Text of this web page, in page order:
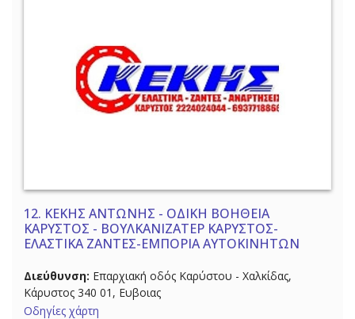
12. ΚΕΚΗΣ ΑΝΤΩΝΗΣ - ΟΔΙΚΗ ΒΟΗΘΕΙΑ
ΚΑΡΥΣΤΟΣ - ΒΟΥΛΚΑΝΙΖΑΤΕΡ ΚΑΡΥΣΤΟΣ-
ΕΛΑΣΤΙΚΑ ΖΑΝΤΕΣ-ΕΜΠΟΡΙΑ ΑΥΤΟΚΙΝΗΤΩΝ
Διεύθυνση: Επαρχιακή οδός Καρύστου - Χαλκίδας,
Κάρυστος 340 01, Ευβοιας
Οδηγίες χάρτη